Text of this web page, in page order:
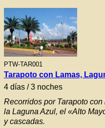
PTW-TAR001
Tarapoto con Lamas,
4 días / 3 noches
Recorridos por Tarapoto
la Laguna Azul, el «Alto
y cascadas.